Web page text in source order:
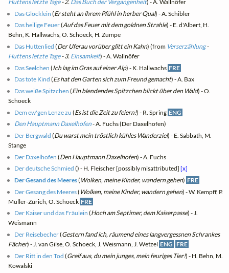
Huttens letzte Tage- 2. Das Buch der Vergangenheit) - A. Wallnöfer
Das Glöcklein (Er steht an ihrem Pfühl in herber Qual) - A. Schibler
Das heilige Feuer(Auf das Feuer mit dem goldnen Strahle) - E. d'Albert, H.
Behn, K. Hallwachs, O. Schoeck, H. Zumpe
Das Huttenlied (Der Uferau vorüber glitt ein Kahn) (from Verserzählung-
Huttens letzte Tage- 3. Einsamkeit) - A. Wallnöfer
Das Seelchen (Ich lag im Gras auf einer Alp) - K. Hallwachs FRE
Das tote Kind (Es hat den Garten sich zum Freund gemacht) - A. Bax
Das weiße Spitzchen (Ein blendendes Spitzchen blickt über den Wald) - O.
Schoeck
Dem ew'gen Lenze zu (Es ist die Zeit zu feiern!) - R. Spring ENG
Den Hauptmann Daxelhofen- A. Fuchs (Der Daxelhofen)
Der Bergwald (Du warst mein tröstlich kühles Wanderziel) - E. Sabbath, M.
Stange
Der Daxelhofen (Den Hauptmann Daxelhofen) - A. Fuchs
Der deutsche Schmied () - H. Fleischer [possibly misattributed][x]
Der Gesand des Meeres( Wolken, meine Kinder, wandern gehen) FRE
Der Gesang des Meeres( Wolken, meine Kinder, wandern gehen) - W. Kempff, P.
Müller-Zürich, O. Schoeck FRE
Der Kaiser und das Fräulein (Hoch am Septimer, dem Kaiserpasse) - J.
Weismann
Der Reisebecher(Gestern fand ich, räumend eines langvergessnen Schrankes
Fächer) - J. van Gilse, O. Schoeck, J. Weismann, J. Wetzel ENG FRE
Der Ritt in den Tod (Greif aus, du mein junges, mein feuriges Tier!) - H. Behn, M.
Kowalski